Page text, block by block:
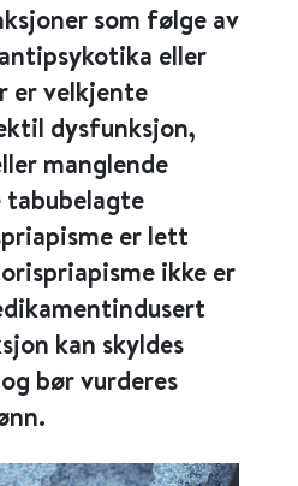
som følge av
eller
er velkjente
dysfunksjon,
manglende
er lett
ikke er
kan skyldes
bør vurderes